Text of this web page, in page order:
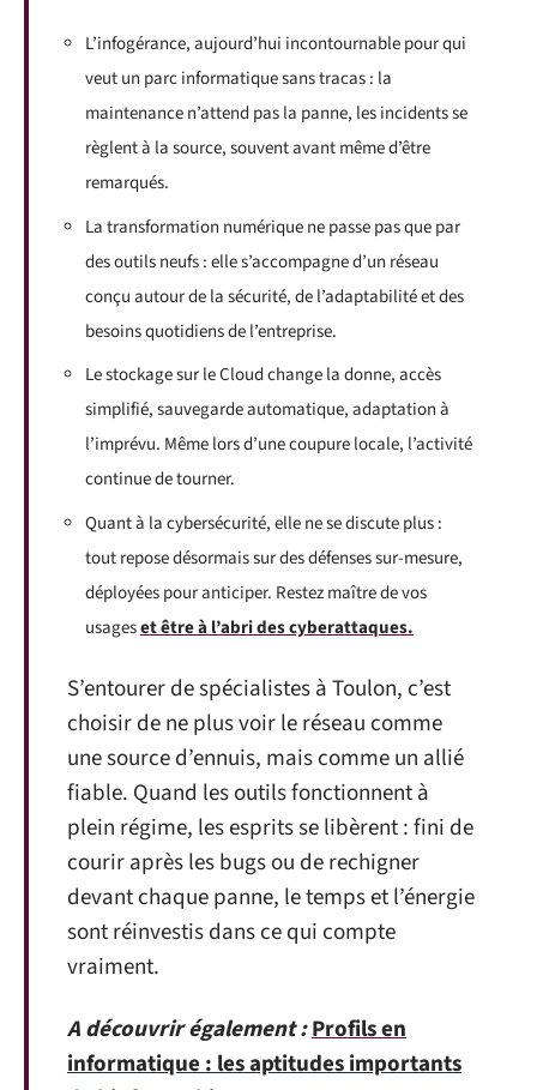
L’infogérance, aujourd’hui incontournable pour qui
veut un parc informatique sans tracas : la
maintenance n’attend pas la panne, les incidents se
règlent à la source, souvent avant même d’être
remarqués.
La transformation numérique ne passe pas que par
des outils neufs : elle s’accompagne d’un réseau
conçu autour de la sécurité, de l’adaptabilité et des
besoins quotidiens de l’entreprise.
Le stockage sur le Cloud change la donne, accès
simplifié, sauvegarde automatique, adaptation à
l’imprévu. Même lors d’une coupure locale, l’activité
continue de tourner.
Quant à la cybersécurité, elle ne se discute plus :
tout repose désormais sur des défenses sur-mesure,
déployées pour anticiper. Restez maître de vos
usageset être à l’abri des cyberattaques.
S’entourer de spécialistes à Toulon, c’est
choisir de ne plus voir le réseau comme
une source d’ennuis, mais comme un allié
fiable. Quand les outils fonctionnent à
plein régime, les esprits se libèrent : fini de
courir après les bugs ou de rechigner
devant chaque panne, le temps et l’énergie
sont réinvestis dans ce qui compte
vraiment.
A découvrir également :Profils en
informatique : les aptitudes importants